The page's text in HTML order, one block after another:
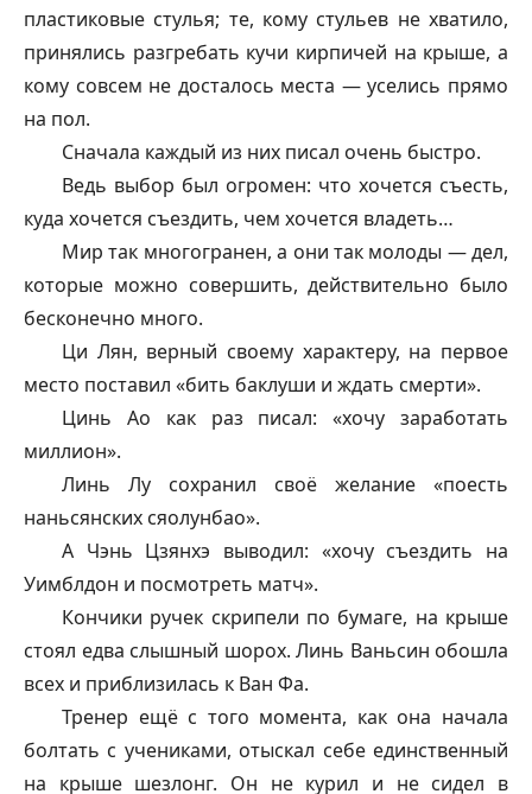
пластиковые стулья; те, кому стульев не хватило,
принялись разгребать кучи кирпичей на крыше, а
кому совсем не досталось места — уселись прямо
на пол.
Сначала каждый из них писал очень быстро.
Ведь выбор был огромен: что хочется съесть,
куда хочется съездить, чем хочется владеть…
Мир так многогранен, а они так молоды — дел,
которые можно совершить, действительно было
бесконечно много.
Ци Лян, верный своему характеру, на первое
место поставил «бить баклуши и ждать смерти».
Цинь Ао как раз писал: «хочу заработать
миллион».
Линь Лу сохранил своё желание «поесть
наньсянских сяолунбао».
А Чэнь Цзянхэ выводил: «хочу съездить на
Уимблдон и посмотреть матч».
Кончики ручек скрипели по бумаге, на крыше
стоял едва слышный шорох. Линь Ваньсин обошла
всех и приблизилась к Ван Фа.
Тренер ещё с того момента, как она начала
болтать с учениками, отыскал себе единственный
на крыше шезлонг. Он не курил и не сидел в